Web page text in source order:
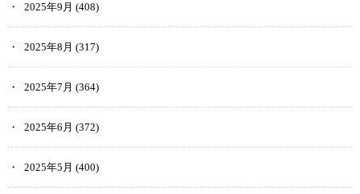
2025年9月 (408)
2025年8月 (317)
2025年7月 (364)
2025年6月 (372)
2025年5月 (400)